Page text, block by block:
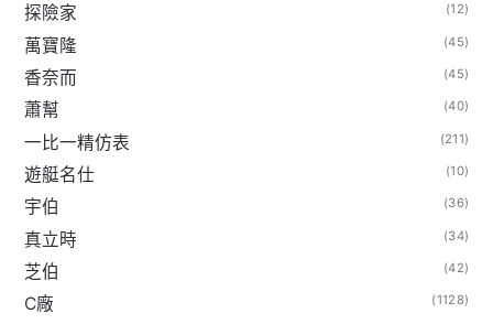
探險家 (12)
萬寶隆 (45)
香奈而 (45)
蕭幫 (40)
一比一精仿表 (211)
遊艇名仕 (10)
宇伯 (36)
真立時 (34)
芝伯 (42)
C廠 (1128)